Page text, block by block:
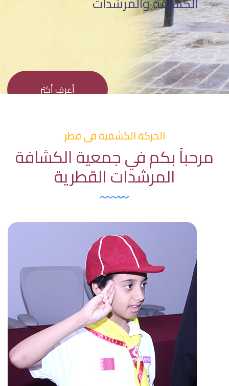
أعرف أكثر
الحركة الكشفية فى قطر
مرحباً بكم في جمعية الكشافة
المرشدات القطرية